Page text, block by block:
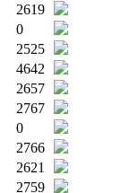
2619
0
2525
4642
2657
2767
0
2766
2621
2759